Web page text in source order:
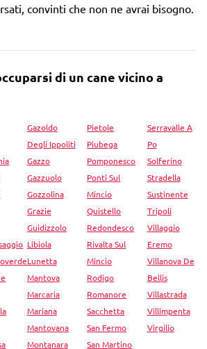
convinti che non ne avrai bisogno.
di un cane vicino a
Gazoldo
Degli Ippoliti
Gazzo
Gazzuolo
Gozzolina
Grazie
Guidizzolo
Libiola
Lunetta
Mantova
Marcaria
Mariana
Mantovana
Montanara
Pietole
Piubega
Pomponesco
Ponti Sul
Mincio
Quistello
Redondesco
Rivalta Sul
Mincio
Rodigo
Romanore
Sacchetta
San Fermo
San Martino
Serravalle A
Po
Solferino
Stradella
Sustinente
Tripoli
Villaggio
Eremo
Villanova De
Bellis
Villastrada
Villimpenta
Virgilio